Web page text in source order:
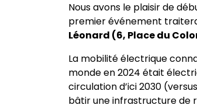
Nous avons le plaisir de
premier événement
Léonard (6, Place du
La mobilité électrique
monde en 2024 était
circulation d’ici 2030
bâtir une infrastructure de